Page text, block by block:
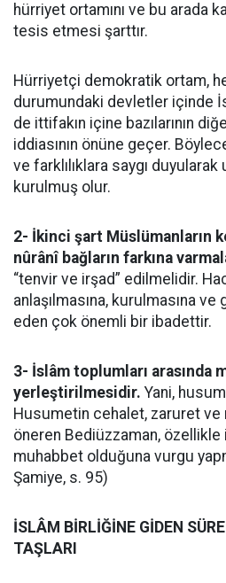
hürriyet ortamını ve bu arada
tesis etmesi şarttır.
Hürriyetçi demokratik ortam,
durumundaki devletler içinde
de ittifakın içine bazılarının
iddiasının önüne geçer.
ve farklılıklara saygı
kurulmuş olur.
2- İkinci şart Müslümanların
nûrânî bağların farkına
“tenvir ve irşad” edilmelidir.
anlaşılmasına, kurulmasına
eden çok önemli bir ibadettir.
3- İslâm toplumları arasında
yerleştirilmesidir. Yani,
Husumetin cehalet, zaruret ve
öneren Bediüzzaman, özellikle
muhabbet olduğuna vurgu
Şamiye, s. 95)
İSLÂM BİRLİĞİNE GİDEN
TAŞLARI